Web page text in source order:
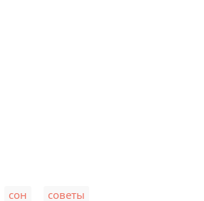
сон советы